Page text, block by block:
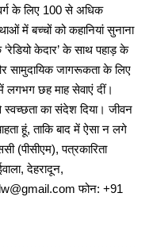
के लिए 100 से अधिक
में बच्चों को कहानियां सुनाना
केदार’ के साथ पहाड़ के
सामुदायिक जागरूकता के लिए
छह माह सेवाएं दीं।
का संदेश दिया। जीवन
हूं, ताकि बाद में ऐसा न लगे
(पीसीएम), पत्रकारिता
देहरादून,
फोन: +91